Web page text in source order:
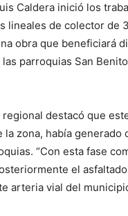
Caldera inició los
lineales de colector de
obra que beneficiará
parroquias San
regional destacó que
la zona, había generado
“Con esta fase
el
arteria vial del